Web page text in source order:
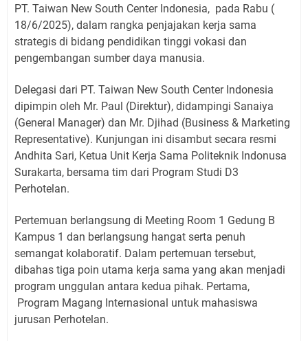
PT. Taiwan New South Center Indonesia, pada Rabu (
18/6/2025), dalam rangka penjajakan kerja sama
strategis di bidang pendidikan tinggi vokasi dan
pengembangan sumber daya manusia.
Delegasi dari PT. Taiwan New South Center Indonesia
dipimpin oleh Mr. Paul (Direktur), didampingi Sanaiya
(General Manager) dan Mr. Djihad (Business & Marketing
Representative). Kunjungan ini disambut secara resmi
Andhita Sari, Ketua Unit Kerja Sama Politeknik Indonusa
Surakarta, bersama tim dari Program Studi D3
Perhotelan.
Pertemuan berlangsung di Meeting Room 1 Gedung B
Kampus 1 dan berlangsung hangat serta penuh
semangat kolaboratif. Dalam pertemuan tersebut,
dibahas tiga poin utama kerja sama yang akan menjadi
program unggulan antara kedua pihak. Pertama,
Program Magang Internasional untuk mahasiswa
jurusan Perhotelan.